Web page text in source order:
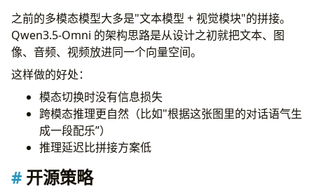
之前的多模态模型大多是"文本模型 + 视觉模块"的拼接。
Qwen3.5-Omni 的架构思路是从设计之初就把文本、图
像、音频、视频放进同一个向量空间。
这样做的好处：
模态切换时没有信息损失
跨模态推理更自然（比如"根据这张图里的对话语气生
成一段配乐”）
推理延迟比拼接方案低
开源策略